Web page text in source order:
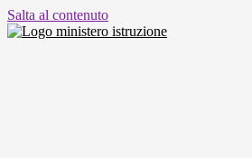
Salta al contenuto